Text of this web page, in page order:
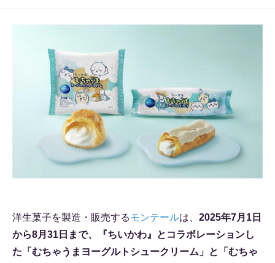
洋生菓子を製造・販売するモンテールは、 2025年7月1日
から8月31日まで、『ちいかわ』とコラボレーションし
た「むちゃうまヨーグルトシュークリーム」と「むちゃ